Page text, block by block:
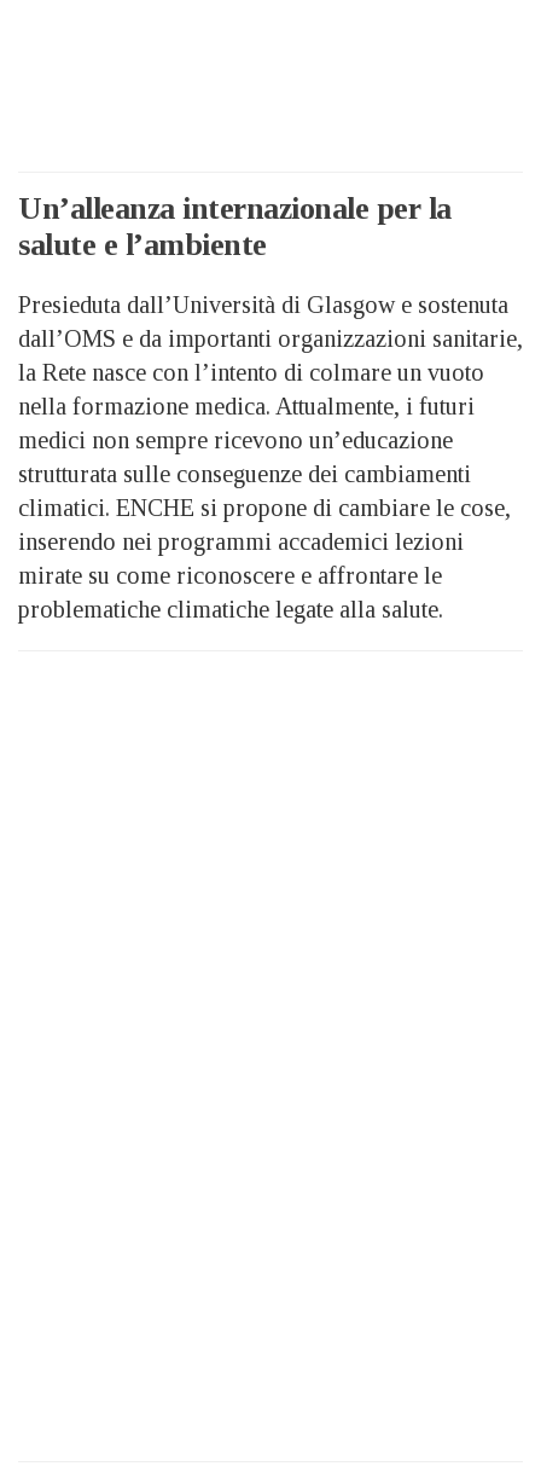
Un’alleanza internazionale per la
salute e l’ambiente
Presieduta dall’Università di Glasgow e sostenuta
dall’OMS e da importanti organizzazioni sanitarie,
la Rete nasce con l’intento di colmare un vuoto
nella formazione medica. Attualmente, i futuri
medici non sempre ricevono un’educazione
strutturata sulle conseguenze dei cambiamenti
climatici. ENCHE si propone di cambiare le cose,
inserendo nei programmi accademici lezioni
mirate su come riconoscere e affrontare le
problematiche climatiche legate alla salute.